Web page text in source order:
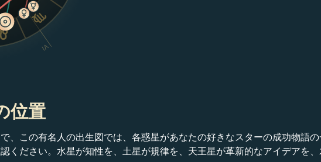
VI
位置
、この有名人の出生図では、各惑星があなたの好きなスターの成功物語
ください。水星が知性を、土星が規律を、天王星が革新的なアイデアを、